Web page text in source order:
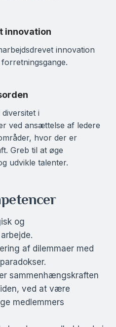
innovation
innovation
i
ved ansættelse af ledere
hvor der er
Greb til at øge
udvikle talenter.
og
af dilemmaer med
sammenhængskraften
ved at være
medlemmers